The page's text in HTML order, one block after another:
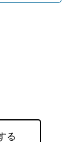
る